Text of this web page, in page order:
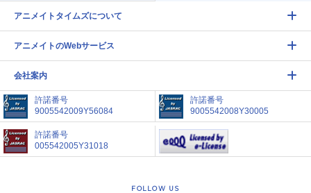
アニメイトタイムズについて
アニメイトのWebサービス
会社案内
許諾番号
9005542009Y56084
許諾番号
9005542008Y30005
許諾番号
005542005Y31018
FOLLOW US